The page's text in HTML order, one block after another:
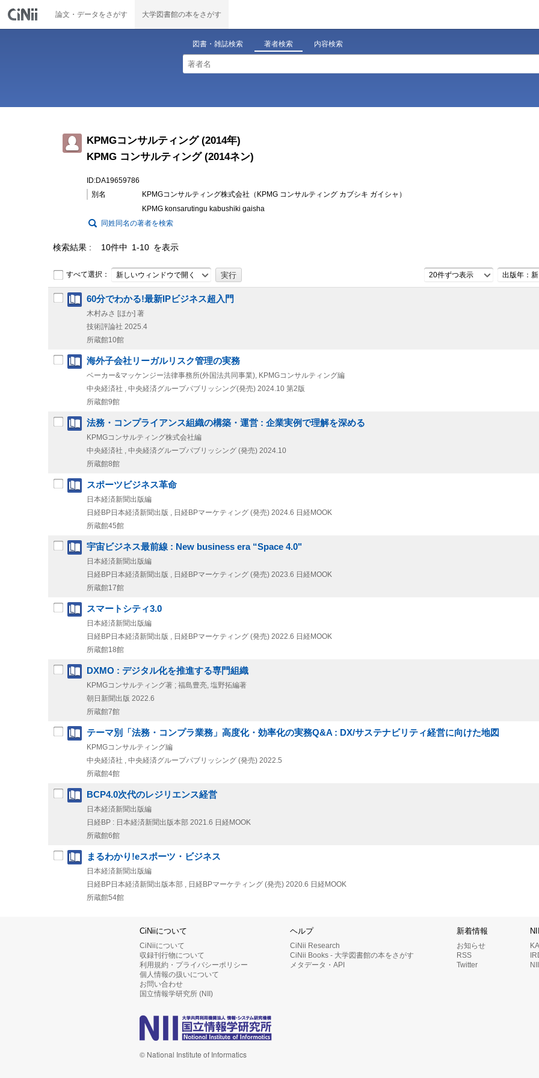
論文・データをさがす 大学図書館の本をさがす
図書・雑誌検索 著者検索 内容検索
KPMGコンサルティング (2014年)
KPMG コンサルティング (2014ネン)
ID:DA19659786
別名
KPMGコンサルティング株式会社（KPMG コンサルティング カブシキ ガイシャ）
KPMG konsarutingu kabushiki gaisha
同姓同名の著者を検索
検索結果 10件中 1-10 を表示
すべて選択： 新しいウィンドウで開く 20件ずつ表示 出版年：
60分でわかる!最新IPビジネス超入門
木村みさ [ほか] 著
技術評論社 2025.4
所蔵館10館
海外子会社リーガルリスク管理の実務
ベーカー&マッケンジー法律事務所(外国法共同事業), KPMGコンサルティング編
中央経済社 , 中央経済グループパブリッシング(発売) 2024.10 第2版
所蔵館9館
法務・コンプライアンス組織の構築・運営 : 企業実例で理解を深める
KPMGコンサルティング株式会社編
中央経済社 , 中央経済グループパブリッシング (発売) 2024.10
所蔵館8館
スポーツビジネス革命
日本経済新聞出版編
日経BP日本経済新聞出版 , 日経BPマーケティング (発売) 2024.6 日経MOOK
所蔵館45館
宇宙ビジネス最前線 : New business era “Space 4.0"
日本経済新聞出版編
日経BP日本経済新聞出版 , 日経BPマーケティング (発売) 2023.6 日経MOOK
所蔵館17館
スマートシティ3.0
日本経済新聞出版編
日経BP日本経済新聞出版 , 日経BPマーケティング (発売) 2022.6 日経MOOK
所蔵館18館
DXMO : デジタル化を推進する専門組織
KPMGコンサルティング著 ; 福島豊亮, 塩野拓編著
朝日新聞出版 2022.6
所蔵館7館
テーマ別「法務・コンプラ業務」高度化・効率化の実務Q&A : DX/サステナビリティ経営に向けた地図
KPMGコンサルティング編
中央経済社 , 中央経済グループパブリッシング (発売) 2022.5
所蔵館4館
BCP4.0次代のレジリエンス経営
日本経済新聞出版編
日経BP : 日本経済新聞出版本部 2021.6 日経MOOK
所蔵館6館
まるわかり!eスポーツ・ビジネス
日本経済新聞出版編
日経BP日本経済新聞出版本部 , 日経BPマーケティング (発売) 2020.6 日経MOOK
所蔵館54館
CiNiiについて
CiNiiについて
収録刊行物について
利用規約・プライバシーポリシー
個人情報の扱いについて
お問い合わせ
国立情報学研究所 (NII)
ヘルプ
CiNii Research
CiNii Books - 大学図書館の本をさがす
メタデータ・API
新着情報
お知らせ
RSS
Twitter
© National Institute of Informatics